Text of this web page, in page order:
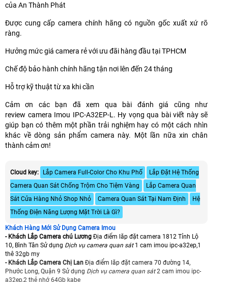
của An Thành Phát
Được cung cấp camera chính hãng có nguồn gốc xuất xứ rõ
ràng.
Hưởng mức giá camera rẻ với ưu đãi hàng đầu tại TPHCM
Chế độ bảo hành chính hãng tận nơi lên đến 24 tháng
Hỗ trợ kỹ thuật từ xa khi cần
Cảm ơn các bạn đã xem qua bài đánh giá cũng như
review camera Imou IPC-A32EP-L. Hy vọng qua bài viết này sẽ
giúp bạn có thêm một phần trải nghiệm hay có một cách nhìn
khác về dòng sản phẩm camera này. Một lần nữa xin chân
thành cảm ơn!
Cloud key: Lắp Camera Full-Color Cho Khu Phố
Lắp Đặt Hệ Thống
Camera Quan Sát Chống Trộm Cho Tiệm Vàng
Lắp Camera Quan
Sát Cửa Hàng Nhỏ Shop Nhỏ
Camera Quan Sát Tại Nam Định
Hệ
Thống Điện Năng Lượng Mặt Trời Là Gì?
Khách Hàng Mới Sử Dụng Camera Imou
- Khách Lắp Camera chú Lương Địa điểm lăp đặt camera 1812 Tỉnh Lộ
10, Bình Tân Sử dụng Dịch vụ camera quan sát 1 cam imou ipc-a32ep,1
thê 32gb my
- Khách Lắp Camera Chị Lan Địa điểm lăp đặt camera 70 đường 14,
Phước Long, Quận 9 Sử dụng Dịch vụ camera quan sát2 cam imou ipc-
a32ep,2 thẻ nhớ 64Gb kabe